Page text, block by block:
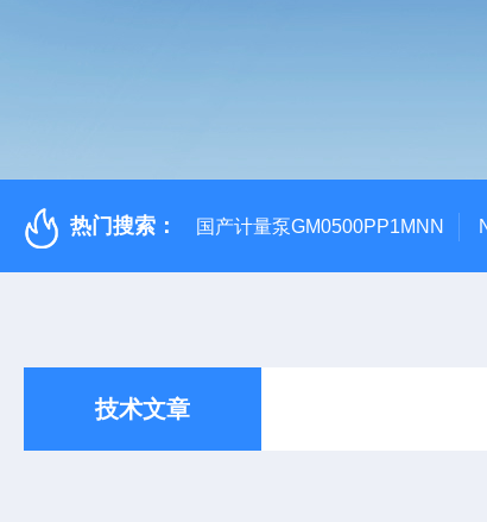
热门搜索： 国产计量泵GM0500PP1MNN
技术文章